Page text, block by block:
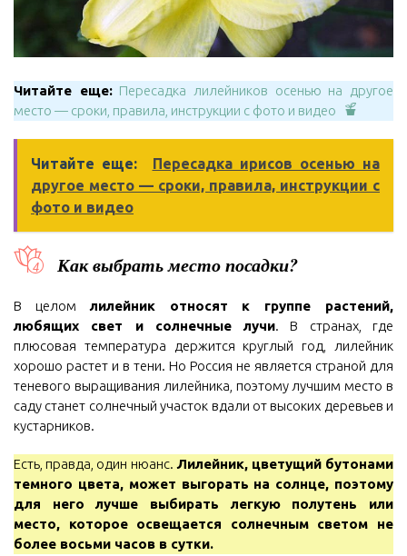
Читайте еще: Пересадка лилейников осенью на другое
место — сроки, правила, инструкции с фото и видео
Читайте еще:
Пересадка ирисов осенью на
другое место — сроки, правила, инструкции с
фото и видео
Как выбрать место посадки?
В целомлилейник относят к группе растений,
любящих свет и солнечные лучи. В странах, где
плюсовая температура держится круглый год, лилейник
хорошо растет и в тени. Но Россия не является страной для
теневого выращивания лилейника, поэтому лучшим место в
саду станет солнечный участок вдали от высоких деревьев и
кустарников.
Есть, правда, один нюанс. Лилейник, цветущий бутонами
темного цвета, может выгорать на солнце, поэтому
для него лучше выбирать легкую полутень или
место, которое освещается солнечным светом не
более восьми часов в сутки.